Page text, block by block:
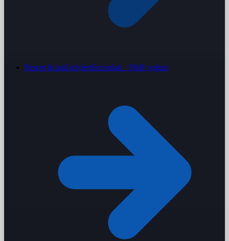
Resort & tatil köyleriSezonluk · F&B yoğun